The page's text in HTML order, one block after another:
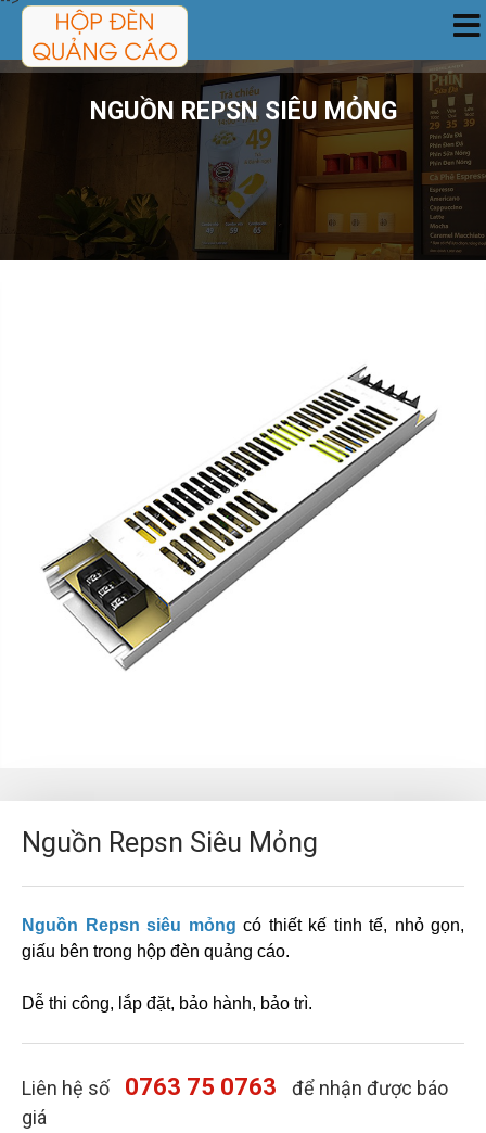
DỊCH VỤ
NGUỒN REPSN SIÊU MỎNG
Nguồn Repsn Siêu Mỏng
Nguồn Repsn siêu mỏng có thiết kế tinh tế, nhỏ gọn,
giấu bên trong hộp đèn quảng cáo.
Dễ thi công, lắp đặt, bảo hành, bảo trì.
Liên hệ số 0763 75 0763
để nhận được báo
giá